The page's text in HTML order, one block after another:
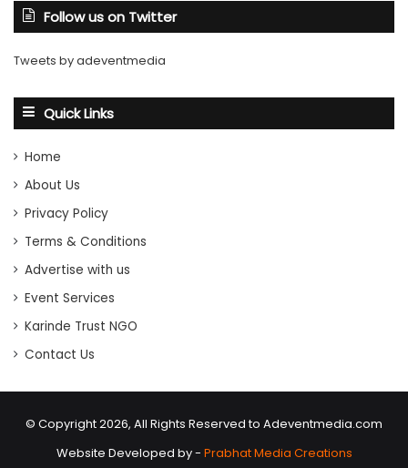
Follow us on Twitter
Tweets by adeventmedia
Quick Links
Home
About Us
Privacy Policy
Terms & Conditions
Advertise with us
Event Services
Karinde Trust NGO
Contact Us
© Copyright 2026, All Rights Reserved to Adeventmedia.com
Website Developed by - Prabhat Media Creations